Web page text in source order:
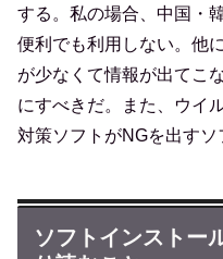
する。私の場合、中国・
便利でも利用しない。他
が少なくて情報が出てこ
にすべきだ。また、ウイ
対策ソフトがNGを出すソ
ソフトインストー